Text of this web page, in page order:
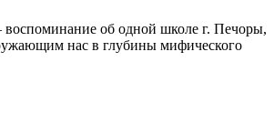
воспоминание об одной школе г. Печоры,
нас в глубины мифического